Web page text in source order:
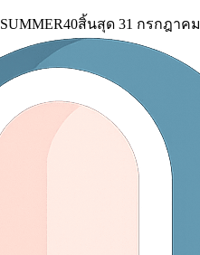
SUMMER40สิ้นสุด 31 กรกฎาคม